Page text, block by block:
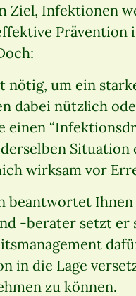
Ziel, Infektionen
Prävention
nötig, um ein
dabei nützlich
einen
wirksam vor
beantwortet
-berater setzt
in die Lage
zu können.